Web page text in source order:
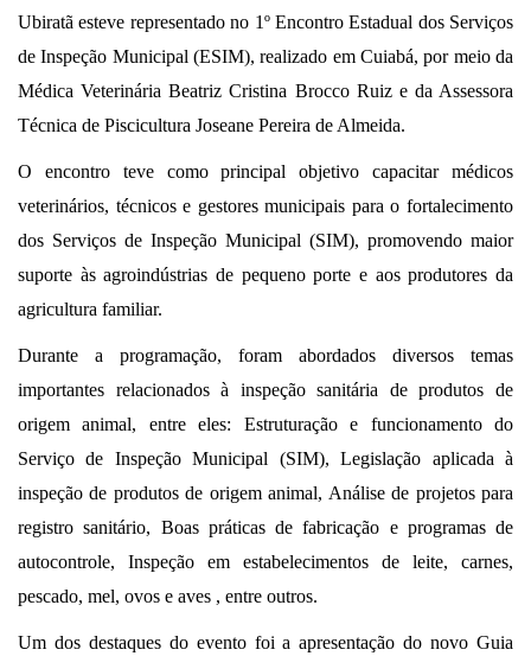
Ubiratã esteve representado no 1º Encontro Estadual dos Serviços
de Inspeção Municipal (ESIM), realizado em Cuiabá, por meio da
Médica Veterinária Beatriz Cristina Brocco Ruiz e da Assessora
Técnica de Piscicultura Joseane Pereira de Almeida.
O encontro teve como principal objetivo capacitar médicos
veterinários, técnicos e gestores municipais para o fortalecimento
dos Serviços de Inspeção Municipal (SIM), promovendo maior
suporte às agroindústrias de pequeno porte e aos produtores da
agricultura familiar.
Durante a programação, foram abordados diversos temas
importantes relacionados à inspeção sanitária de produtos de
origem animal, entre eles: Estruturação e funcionamento do
Serviço de Inspeção Municipal (SIM), Legislação aplicada à
inspeção de produtos de origem animal, Análise de projetos para
registro sanitário, Boas práticas de fabricação e programas de
autocontrole, Inspeção em estabelecimentos de leite, carnes,
pescado, mel, ovos e aves , entre outros.
Um dos destaques do evento foi a apresentação do novo Guia